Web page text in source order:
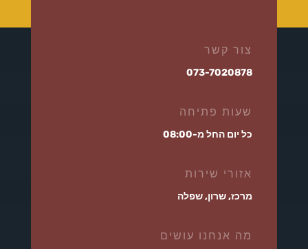
צור קשר
073-7020878
שעות פתיחה
כל יום החל מ-08:00
אזורי שירות
מרכז, שרון, שפלה
מה אנחנו עושים